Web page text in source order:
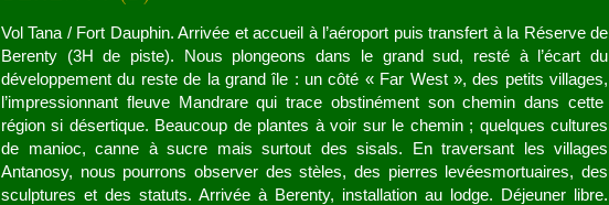
Vol Tana / Fort Dauphin. Arrivée et accueil à l’aéroport puis transfert à la Réserve de
Berenty (3H de piste). Nous plongeons dans le grand sud, resté à l’écart du
développement du reste de la grand île : un côté « Far West », des petits villages,
l’impressionnant fleuve Mandrare qui trace obstinément son chemin dans cette
région si désertique. Beaucoup de plantes à voir sur le chemin ; quelques cultures
de manioc, canne à sucre mais surtout des sisals. En traversant les villages
Antanosy, nous pourrons observer des stèles, des pierres levéesmortuaires, des
sculptures et des statuts. Arrivée à Berenty, installation au lodge. Déjeuner libre.